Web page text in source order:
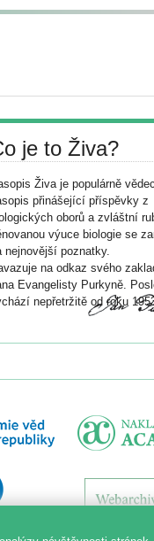
je to Živa?
Živa je populárně
přinášející příspěvky z
oborů a zvláštní
výuce biologie se
nejnovější poznatky.
na odkaz svého
Evangelisty Purkyně.
nepřetržitě od roku